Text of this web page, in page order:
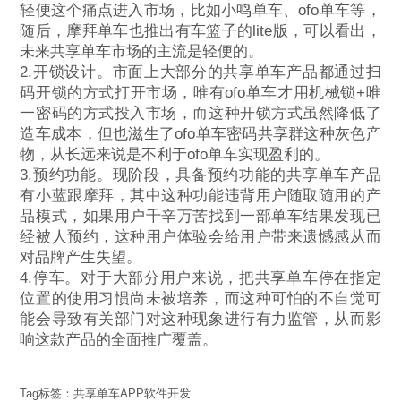
轻便这个痛点进入市场，比如小鸣单车、ofo单车等，
随后，摩拜单车也推出有车篮子的lite版，可以看出，
未来共享单车市场的主流是轻便的。
2.开锁设计。市面上大部分的共享单车产品都通过扫
码开锁的方式打开市场，唯有ofo单车才用机械锁+唯
一密码的方式投入市场，而这种开锁方式虽然降低了
造车成本，但也滋生了ofo单车密码共享群这种灰色产
物，从长远来说是不利于ofo单车实现盈利的。
3.预约功能。现阶段，具备预约功能的共享单车产品
有小蓝跟摩拜，其中这种功能违背用户随取随用的产
品模式，如果用户千辛万苦找到一部单车结果发现已
经被人预约，这种用户体验会给用户带来遗憾感从而
对品牌产生失望。
4.停车。对于大部分用户来说，把共享单车停在指定
位置的使用习惯尚未被培养，而这种可怕的不自觉可
能会导致有关部门对这种现象进行有力监管，从而影
响这款产品的全面推广覆盖。
Tag标签：共享单车APP软件开发